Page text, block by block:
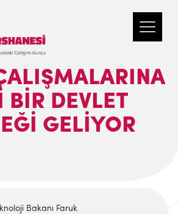
BIR DEVLET
GELIYOR
Bakanı Faruk